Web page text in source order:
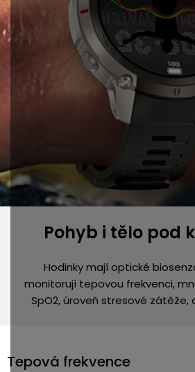
Pohyb i tělo pod
Hodinky mají optické
monitorují tepovou frekvenci,
SpO2, úroveň stresové zátěže,
Tepová frekvence